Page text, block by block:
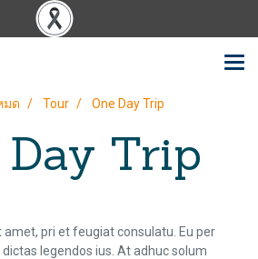
มด Tour One Day Trip
Day Trip
amet, pri et feugiat consulatu. Eu per
legendos ius. At adhuc solum